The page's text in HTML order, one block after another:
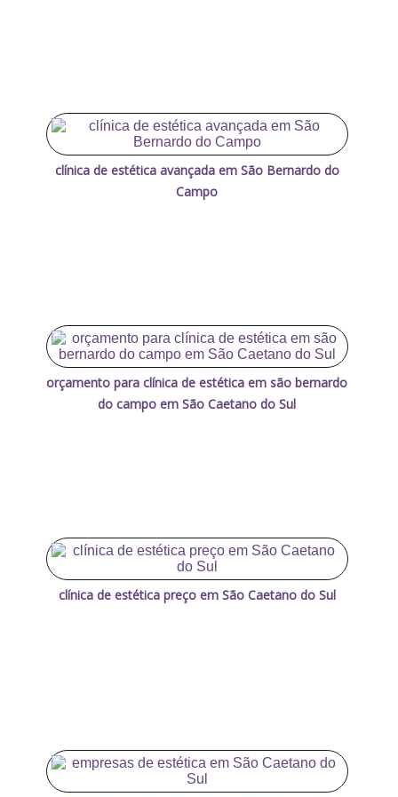
clínica de estética avançada em São Bernardo do
Campo
orçamento para clínica de estética em são bernardo
do campo em São Caetano do Sul
clínica de estética preço em São Caetano do Sul